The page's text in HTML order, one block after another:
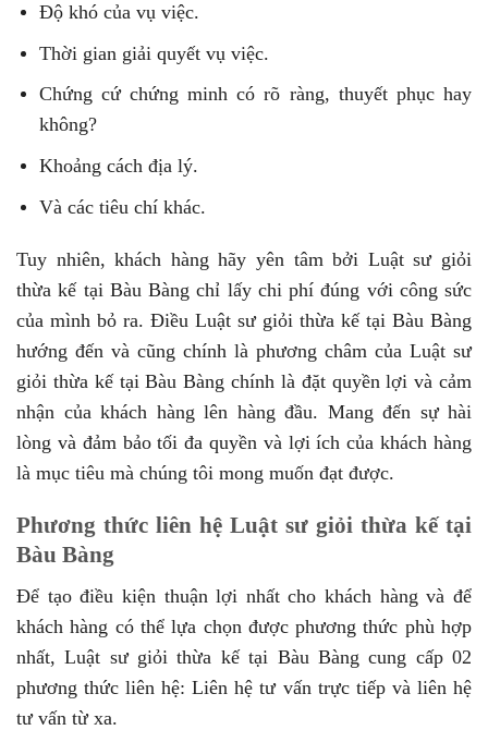
Độ khó của vụ việc.
Thời gian giải quyết vụ việc.
Chứng cứ chứng minh có rõ ràng, thuyết phục hay
không?
Khoảng cách địa lý.
Và các tiêu chí khác.
Tuy nhiên, khách hàng hãy yên tâm bởi Luật sư giỏi
thừa kế tại Bàu Bàng chỉ lấy chi phí đúng với công sức
của mình bỏ ra. Điều Luật sư giỏi thừa kế tại Bàu Bàng
hướng đến và cũng chính là phương châm của Luật sư
giỏi thừa kế tại Bàu Bàng chính là đặt quyền lợi và cảm
nhận của khách hàng lên hàng đầu. Mang đến sự hài
lòng và đảm bảo tối đa quyền và lợi ích của khách hàng
là mục tiêu mà chúng tôi mong muốn đạt được.
Phương thức liên hệ Luật sư giỏi thừa kế tại
Bàu Bàng
Để tạo điều kiện thuận lợi nhất cho khách hàng và để
khách hàng có thể lựa chọn được phương thức phù hợp
nhất, Luật sư giỏi thừa kế tại Bàu Bàng cung cấp 02
phương thức liên hệ: Liên hệ tư vấn trực tiếp và liên hệ
tư vấn từ xa.